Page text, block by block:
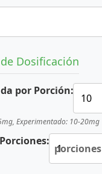
Dosificación
por Porción:
Experimentado: 10-20mg
porciones